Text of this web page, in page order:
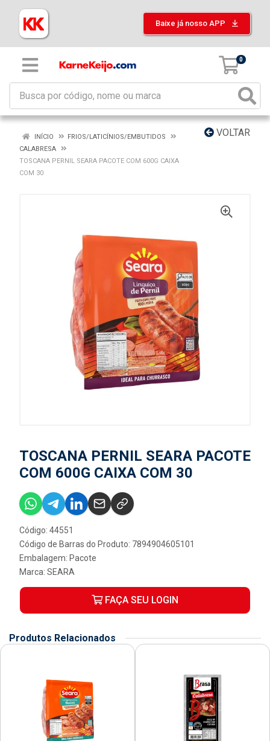
Baixe já nosso APP
0
VOLTAR
INÍCIO
FRIOS/LATICÍNIOS/EMBUTIDOS
CALABRESA
TOSCANA PERNIL SEARA PACOTE COM 600G CAIXA
COM 30
TOSCANA PERNIL SEARA PACOTE
COM 600G CAIXA COM 30
Código: 44551
Código de Barras do Produto: 7894904605101
Embalagem: Pacote
Marca: SEARA
FAÇA SEU LOGIN
Produtos Relacionados